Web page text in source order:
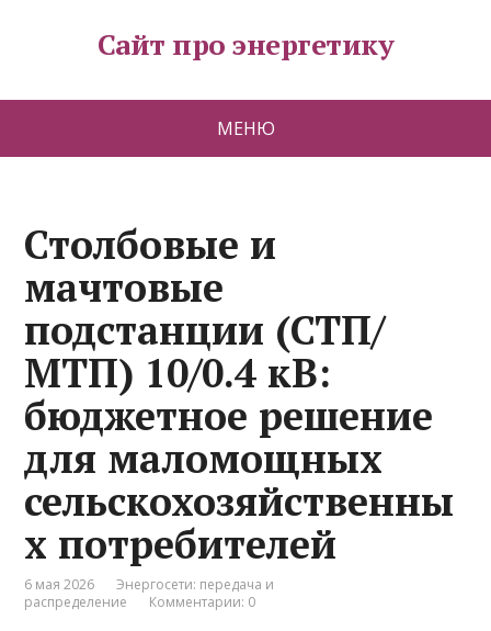
Сайт про энергетику
МЕНЮ
Столбовые и
мачтовые
подстанции (СТП/
МТП) 10/0.4 кВ:
бюджетное решение
для маломощных
сельскохозяйственны
х потребителей
6 мая 2026
Энергосети: передача и
распределение
Комментарии: 0